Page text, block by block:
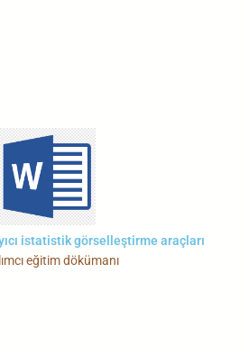
istatistik görselleştirme araçları
eğitim dökümanı